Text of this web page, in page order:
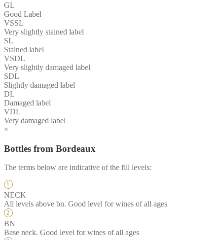
GL
Good Label
VSSL
Very slightly stained label
SL
Stained label
VSDL
Very slightly damaged label
SDL
Slightly damaged label
DL
Damaged label
VDL
Very damaged label
×
Bottles from Bordeaux
The terms below are indicative of the fill levels:
NECK
All levels above bn. Good level for wines of all ages
BN
Base neck. Good level for wines of all ages